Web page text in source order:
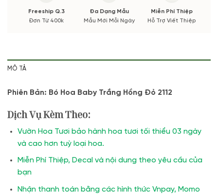
Freeship Q.3
Đơn Từ 400k
Đa Dạng Mẫu
Mẫu Mới Mỗi Ngày
Miễn Phí Thiệp
Hỗ Trợ Viết Thiệp
MÔ TẢ
Phiên Bản: Bó Hoa Baby Trắng Hồng Đỏ 2112
Dịch Vụ Kèm Theo:
Vườn Hoa Tươi bảo hành hoa tươi tối thiểu 03 ngày
và cao hơn tuỳ loại hoa.
Miễn Phí Thiệp, Decal và nội dung theo yêu cầu của
bạn
Nhận thanh toán bằng các hình thức Vnpay, Momo